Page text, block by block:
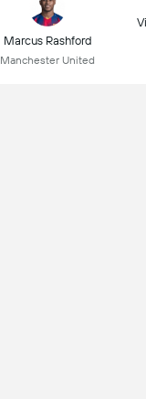
Marcus Rashford
Manchester United